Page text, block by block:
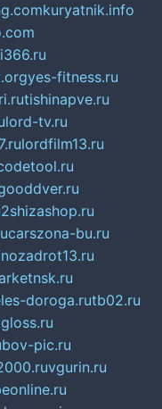
kuryatnik.info
yes-fitness.ru
tishinapve.ru
lord-tv.ru
lordfilm13.ru
2shizashop.ru
carszona-bu.ru
doroga.rutb02.ru
pic.ru
vgurin.ru